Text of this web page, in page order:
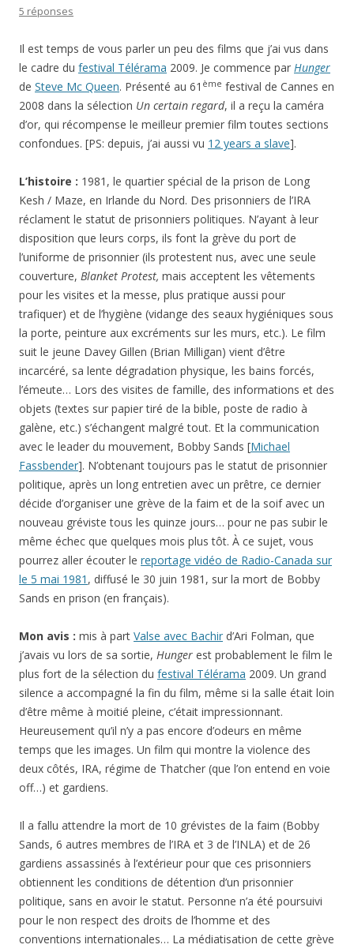
5 réponses
Il est temps de vous parler un peu des films que j’ai vus dans
le cadre du festival Télérama 2009. Je commence par Hunger
de Steve Mc Queen. Présenté au 61 ème festival de Cannes en
2008 dans la sélection Un certain regard, il a reçu la caméra
d’or, qui récompense le meilleur premier film toutes sections
confondues. [PS: depuis, j’ai aussi vu 12 years a slave].
L’histoire : 1981, le quartier spécial de la prison de Long
Kesh / Maze, en Irlande du Nord. Des prisonniers de l’IRA
réclament le statut de prisonniers politiques. N’ayant à leur
disposition que leurs corps, ils font la grève du port de
l’uniforme de prisonnier (ils protestent nus, avec une seule
couverture, Blanket Protest, mais acceptent les vêtements
pour les visites et la messe, plus pratique aussi pour
trafiquer) et de l’hygiène (vidange des seaux hygiéniques sous
la porte, peinture aux excréments sur les murs, etc.). Le film
suit le jeune Davey Gillen (Brian Milligan) vient d’être
incarcéré, sa lente dégradation physique, les bains forcés,
l’émeute… Lors des visites de famille, des informations et des
objets (textes sur papier tiré de la bible, poste de radio à
galène, etc.) s’échangent malgré tout. Et la communication
avec le leader du mouvement, Bobby Sands [Michael
Fassbender]. N’obtenant toujours pas le statut de prisonnier
politique, après un long entretien avec un prêtre, ce dernier
décide d’organiser une grève de la faim et de la soif avec un
nouveau gréviste tous les quinze jours… pour ne pas subir le
même échec que quelques mois plus tôt. À ce sujet, vous
pourrez aller écouter le reportage vidéo de Radio-Canada sur
le 5 mai 1981 , diffusé le 30 juin 1981, sur la mort de Bobby
Sands en prison (en français).
Mon avis : mis à part Valse avec Bachir d’Ari Folman, que
j’avais vu lors de sa sortie, Hunger est probablement le film le
plus fort de la sélection du festival Télérama 2009. Un grand
silence a accompagné la fin du film, même si la salle était loin
d’être même à moitié pleine, c’était impressionnant.
Heureusement qu’il n’y a pas encore d’odeurs en même
temps que les images. Un film qui montre la violence des
deux côtés, IRA, régime de Thatcher (que l’on entend en voie
off…) et gardiens.
Il a fallu attendre la mort de 10 grévistes de la faim (Bobby
Sands, 6 autres membres de l’IRA et 3 de l’INLA) et de 26
gardiens assassinés à l’extérieur pour que ces prisonniers
obtiennent les conditions de détention d’un prisonnier
politique, sans en avoir le statut. Personne n’a été poursuivi
pour le non respect des droits de l’homme et des
conventions internationales… La médiatisation de cette grève